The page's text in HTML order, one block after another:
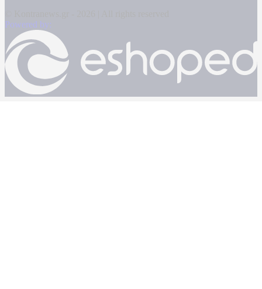
Powered by: